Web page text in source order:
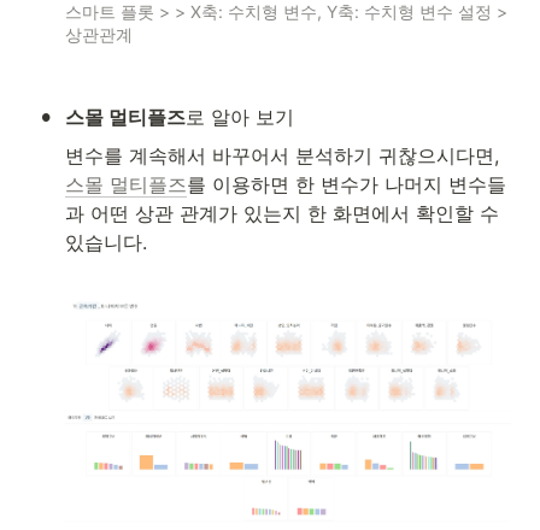
스마트 플롯 > > X축: 수치형 변수, Y축: 수치형 변수 설정 >
상관관계
• 스몰 멀티플즈로 알아 보기
스몰 멀티플즈를 이용하면 한 변수가 나머지 변수들
과 어떤 상관 관계가 있는지 한 화면에서 확인할 수
있습니다.